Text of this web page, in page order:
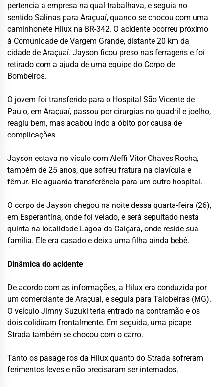
pertencia a empresa na qual trabalhava, e seguia no
sentido Salinas para Araçuaí, quando se chocou com uma
caminhonete Hilux na BR-342. O acidente ocorreu próximo
à Comunidade de Vargem Grande, distante 20 km da
cidade de Araçuaí. Jayson ficou preso nas ferragens e foi
retirado com a ajuda de uma equipe do Corpo de
Bombeiros.
O jovem foi transferido para o Hospital São Vicente de
Paulo, em Araçuaí, passou por cirurgias no quadril e joelho,
reagiu bem, mas acabou indo a óbito por causa de
complicações.
Jayson estava no vículo com Aleffi Vítor Chaves Rocha,
também de 25 anos, que sofreu fratura na clavícula e
fêmur. Ele aguarda transferência para um outro hospital.
O corpo de Jayson chegou na noite dessa quarta-feira (26),
em Esperantina, onde foi velado, e será sepultado nesta
quinta na localidade Lagoa da Caiçara, onde reside sua
família. Ele era casado e deixa uma filha ainda bebê.
Dinâmica do acidente
De acordo com as informações, a Hilux era conduzida por
um comerciante de Araçuai, e seguia para Taiobeiras (MG).
O veículo Jimny Suzuki teria entrado na contramão e os
dois colidiram frontalmente. Em seguida, uma picape
Strada também se chocou com o carro.
Tanto os pasageiros da Hilux quanto do Strada sofreram
ferimentos leves e não precisaram ser internados.